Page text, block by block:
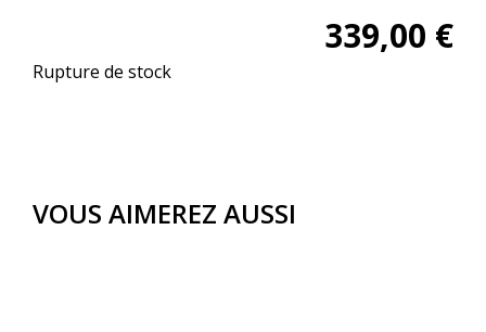
339,00 €
Rupture de stock
VOUS AIMEREZ AUSSI